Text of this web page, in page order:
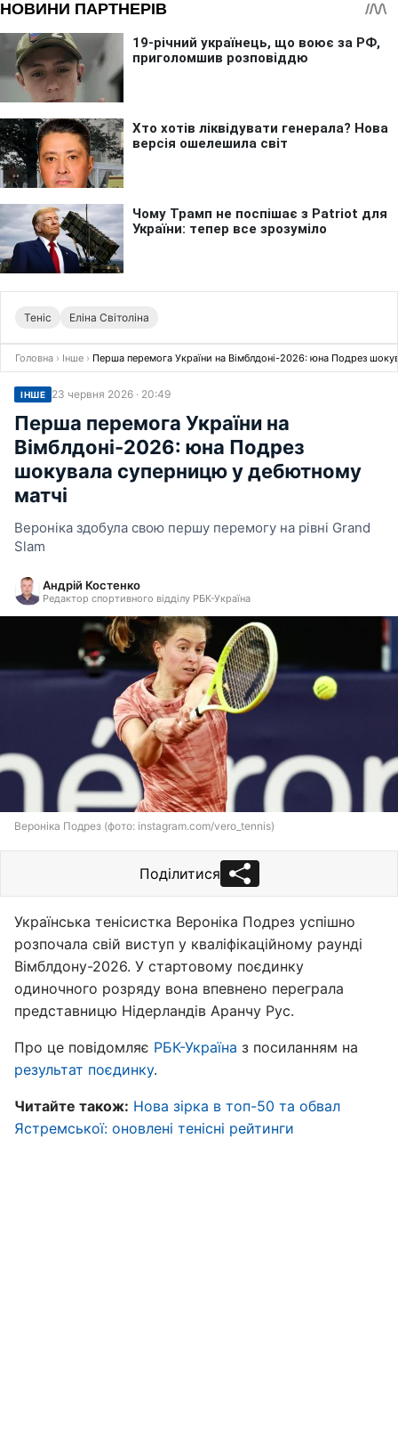
Теніс Еліна Світоліна
Головна › Інше › Перша перемога України на Вімблдоні-2026: юна Подрез
ІНШЕ 23 червня 2026 · 20:49
Перша перемога України на
Вімблдоні-2026: юна Подрез
шокувала суперницю у дебютному
матчі
Вероніка здобула свою першу перемогу на рівні Grand
Slam
Андрій Костенко
Редактор спортивного відділу РБК-Україна
Вероніка Подрез (фото: instagram.com/vero_tennis)
Поділитися
Українська тенісистка Вероніка Подрез успішно
розпочала свій виступ у кваліфікаційному раунді
Вімблдону-2026. У стартовому поєдинку
одиночного розряду вона впевнено переграла
представницю Нідерландів Аранчу Рус.
Про це повідомляє РБК-Україна з посиланням на
результат поєдинку.
Читайте також: Нова зірка в топ-50 та обвал
Ястремської: оновлені тенісні рейтинги